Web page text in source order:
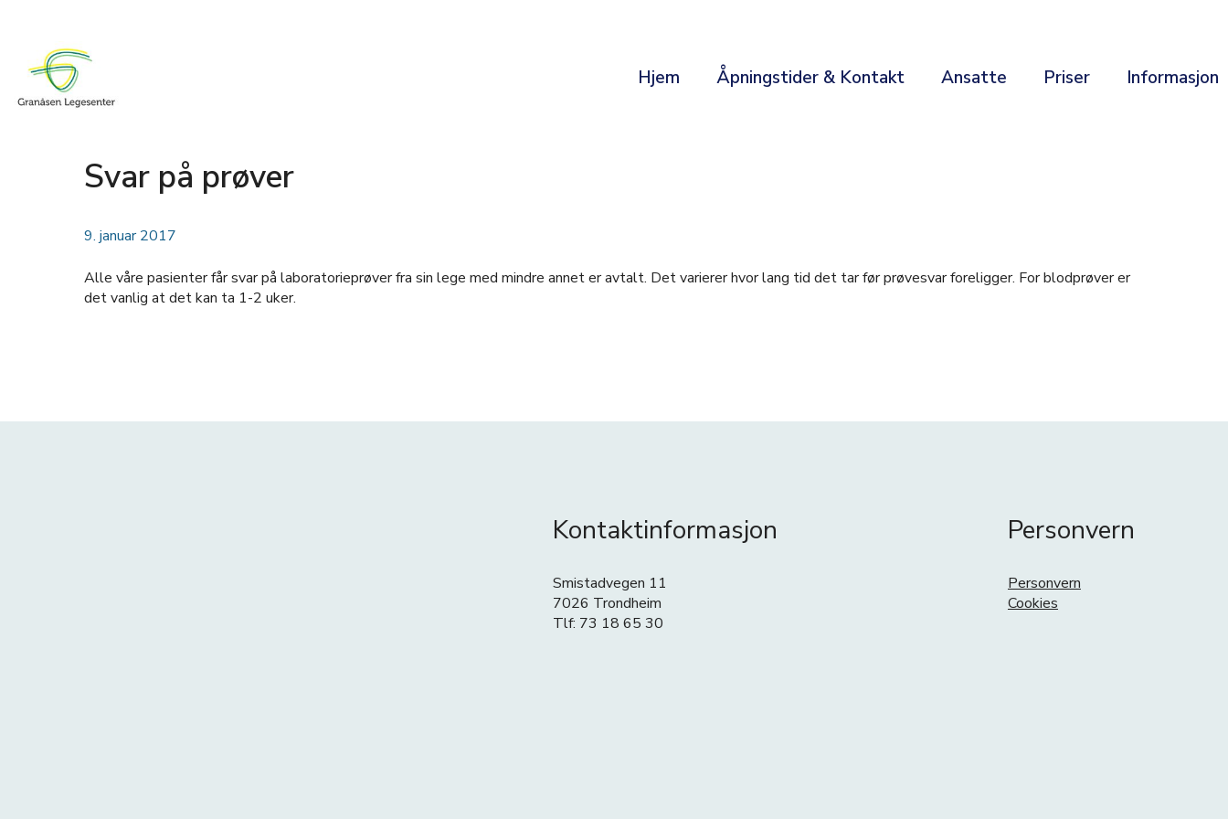
Hjem Åpningstider & Kontakt Ansatte Priser Informasjon
Svar på prøver
9. januar 2017
Alle våre pasienter får svar på laboratorieprøver fra sin lege med mindre annet er avtalt. Det varierer hvor lang tid det tar før prøvesvar foreligger. For blodprøver er
det vanlig at det kan ta 1-2 uker.
Kontaktinformasjon
Smistadvegen 11
7026 Trondheim
Tlf: 73 18 65 30
Personvern
Personvern
Cookies